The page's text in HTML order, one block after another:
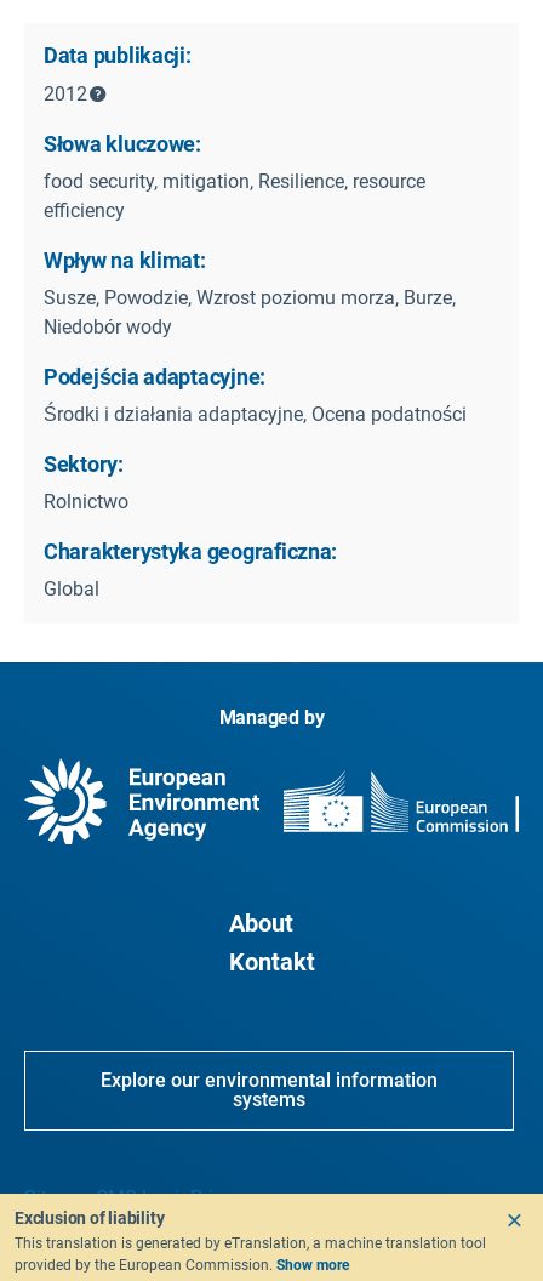
Data publikacji:
2012
Słowa kluczowe:
food security, mitigation, Resilience, resource
efficiency
Wpływ na klimat:
Susze, Powodzie, Wzrost poziomu morza, Burze,
Niedobór wody
Podejścia adaptacyjne:
Środki i działania adaptacyjne, Ocena podatności
Sektory:
Rolnictwo
Charakterystyka geograficzna:
Global
Managed by
About
Kontakt
Explore our environmental information
systems
SitemapCMS LoginPrivacy
Exclusion of liability
This translation is generated by eTranslation, a machine translation tool
provided by the European Commission. Show more